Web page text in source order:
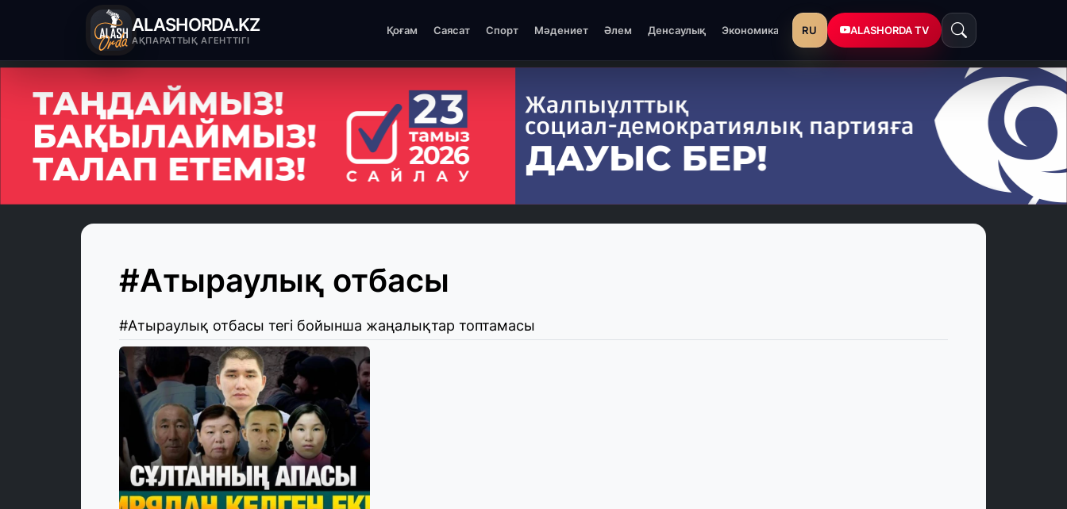
ALASHORDA.KZ
АҚПАРАТТЫҚ АГЕНТТІГІ
Қоғам Саясат Спорт Мәдениет Әлем Денсаулық Экономика RU ALASHORDA TV
#Атыраулық отбасы
#Атыраулық отбасы тегі бойынша жаңалықтар топтамасы